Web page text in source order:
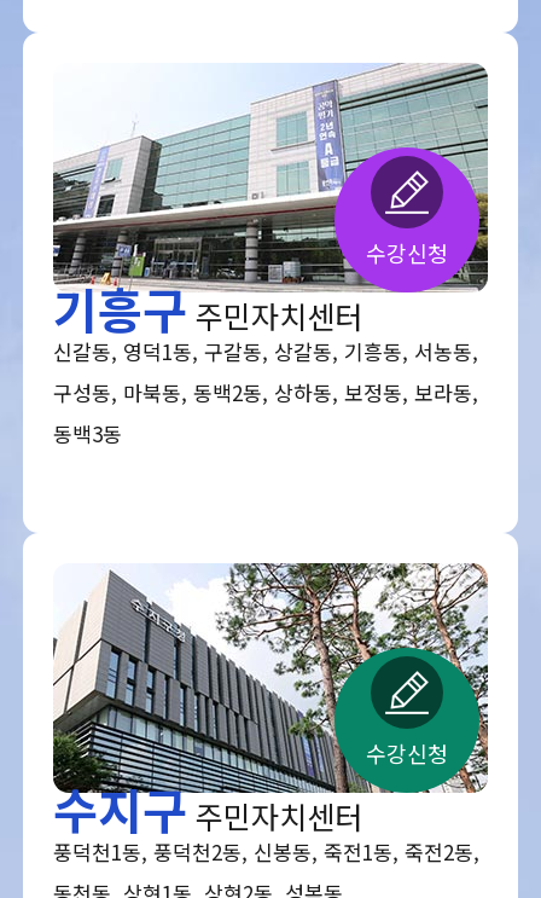
기흥구주민자치센터
수강신청
신갈동, 영덕1동, 구갈동, 상갈동, 기흥동, 서농동,
구성동, 마북동, 동백2동, 상하동, 보정동, 보라동,
동백3동
수지구주민자치센터
수강신청
풍덕천1동, 풍덕천2동, 신봉동, 죽전1동, 죽전2동,